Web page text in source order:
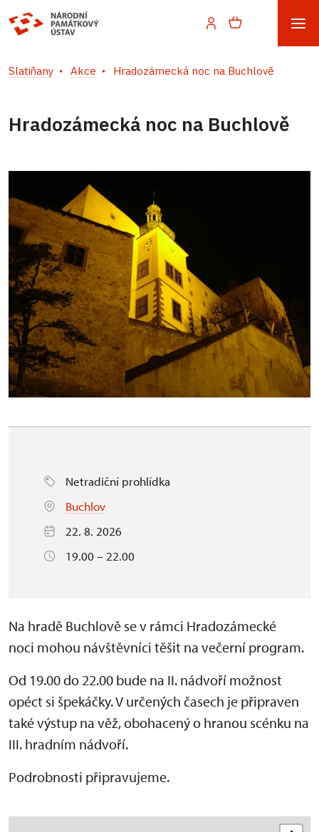
Slatiňany Akce Hradozámecká noc na Buchlově
Hradozámecká noc na Buchlově
Netradiční prohlídka
Buchlov
22. 8. 2026
19.00 – 22.00
Na hradě Buchlově se v rámci Hradozámecké
noci mohou návštěvníci těšit na večerní program.
Od 19.00 do 22.00 bude na II. nádvoří možnost
opéct si špekáčky. V určených časech je připraven
také výstup na věž, obohacený o hranou scénku na
III. hradním nádvoří.
Podrobnosti připravujeme.